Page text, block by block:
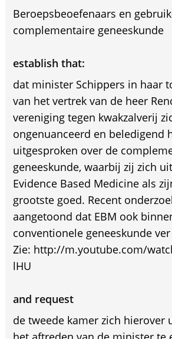
Beroepsbeoefenaars en
complementaire geneeskunde
establish that:
dat minister Schippers in haar
van het vertrek van de heer
vereniging tegen kwakzalverij
ongenuanceerd en beledigend
uitgesproken over de
geneeskunde, waarbij zij zich
Evidence Based Medicine als
grootste goed. Recent
aangetoond dat EBM ook
conventionele geneeskunde
Zie: http://m.youtube.com/
lHU
and request
de tweede kamer zich hierover